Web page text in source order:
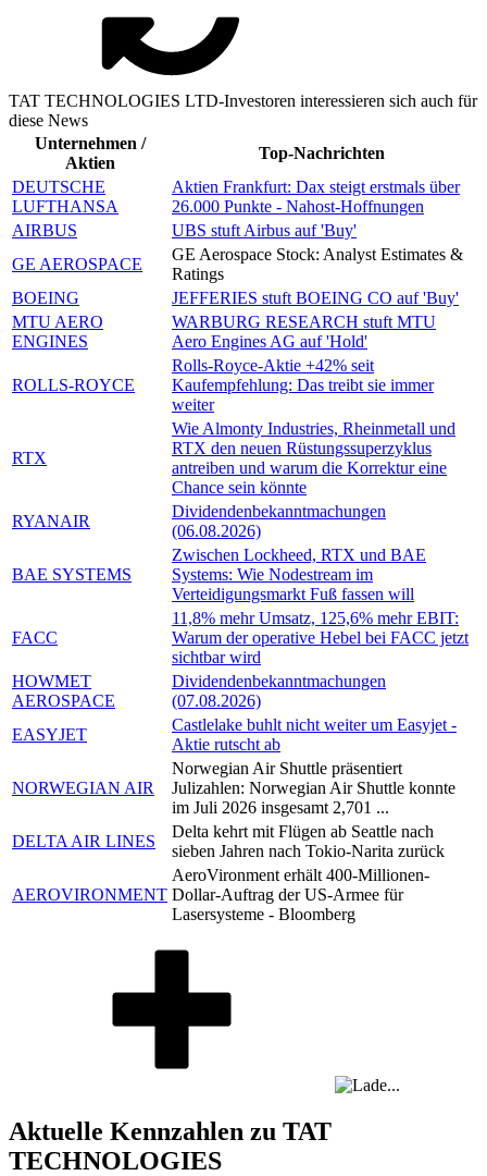
TAT TECHNOLOGIES LTD-Investoren interessieren sich auch für
diese News
Unternehmen /
Aktien
Top-Nachrichten
DEUTSCHE
LUFTHANSA
Aktien Frankfurt: Dax steigt erstmals über
26.000 Punkte - Nahost-Hoffnungen
AIRBUS
UBS stuft Airbus auf 'Buy'
GE AEROSPACE
GE Aerospace Stock: Analyst Estimates &
Ratings
BOEING
JEFFERIES stuft BOEING CO auf 'Buy'
MTU AERO
ENGINES
WARBURG RESEARCH stuft MTU
Aero Engines AG auf 'Hold'
ROLLS-ROYCE
Rolls-Royce-Aktie +42% seit
Kaufempfehlung: Das treibt sie immer
weiter
RTX
Wie Almonty Industries, Rheinmetall und
RTX den neuen Rüstungssuperzyklus
antreiben und warum die Korrektur eine
Chance sein könnte
RYANAIR
Dividendenbekanntmachungen
(06.08.2026)
BAE SYSTEMS
Zwischen Lockheed, RTX und BAE
Systems: Wie Nodestream im
Verteidigungsmarkt Fuß fassen will
FACC
11,8% mehr Umsatz, 125,6% mehr EBIT:
Warum der operative Hebel bei FACC jetzt
sichtbar wird
HOWMET
AEROSPACE
Dividendenbekanntmachungen
(07.08.2026)
EASYJET
Castlelake buhlt nicht weiter um Easyjet -
Aktie rutscht ab
NORWEGIAN AIR
Norwegian Air Shuttle präsentiert
Julizahlen: Norwegian Air Shuttle konnte
im Juli 2026 insgesamt 2,701 ...
DELTA AIR LINES
Delta kehrt mit Flügen ab Seattle nach
sieben Jahren nach Tokio-Narita zurück
AEROVIRONMENT
AeroVironment erhält 400-Millionen-
Dollar-Auftrag der US-Armee für
Lasersysteme - Bloomberg
Aktuelle Kennzahlen zu TAT
TECHNOLOGIES